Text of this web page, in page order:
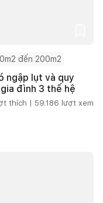
đến 200m2
ngập lụt và quy
đình 3 thế hệ
thích | 59.186 lượt xem